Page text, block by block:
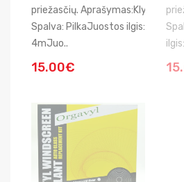
priežasčių. Aprašymas:Klyjų
Spalva: PilkaJuostos ilgis:
4mJuo..
15.00€